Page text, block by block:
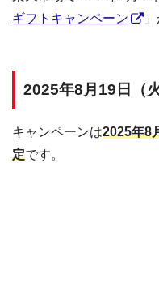
ギフトキャンペーン
2025年8月19日（
キャンペーンは2025年8
定です。